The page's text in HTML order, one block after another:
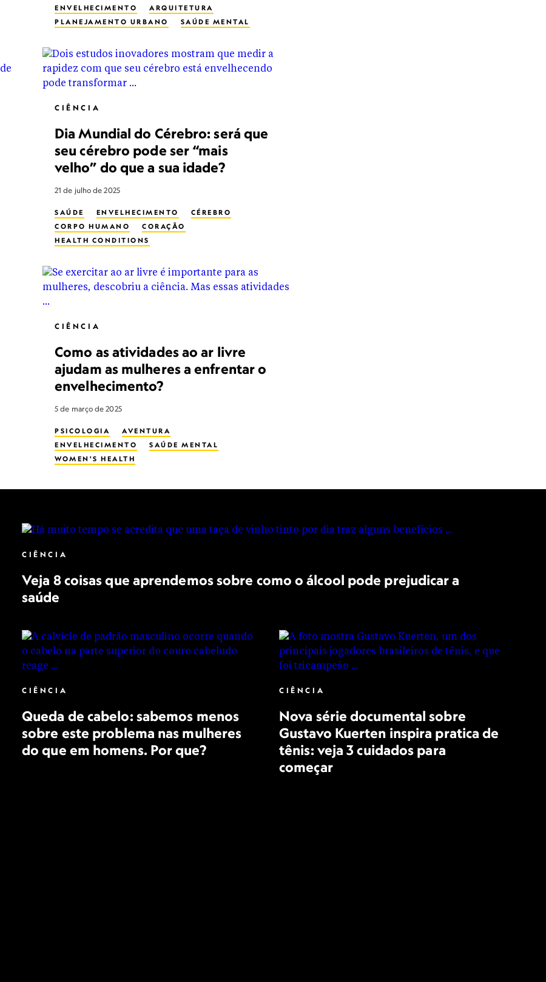
ENVELHECIMENTO
ARQUITETURA
PLANEJAMENTO URBANO
SAÚDE MENTAL
CIÊNCIA
Dia Mundial do Cérebro: será que
seu cérebro pode ser “mais
velho” do que a sua idade?
21 de julho de 2025
SAÚDE ENVELHECIMENTO
CÉREBRO
CORPO HUMANO
CORAÇÃO
HEALTH CONDITIONS
CIÊNCIA
Como as atividades ao ar livre
ajudam as mulheres a enfrentar o
envelhecimento?
5 de março de 2025
PSICOLOGIA
AVENTURA
ENVELHECIMENTO
SAÚDE MENTAL
WOMEN'S HEALTH
CIÊNCIA
Veja 8 coisas que aprendemos sobre como o álcool pode prejudicar a
saúde
CIÊNCIA
Queda de cabelo: sabemos menos
sobre este problema nas mulheres
do que em homens. Por que?
CIÊNCIA
Nova série documental sobre
Gustavo Kuerten inspira pratica de
tênis: veja 3 cuidados para
começar